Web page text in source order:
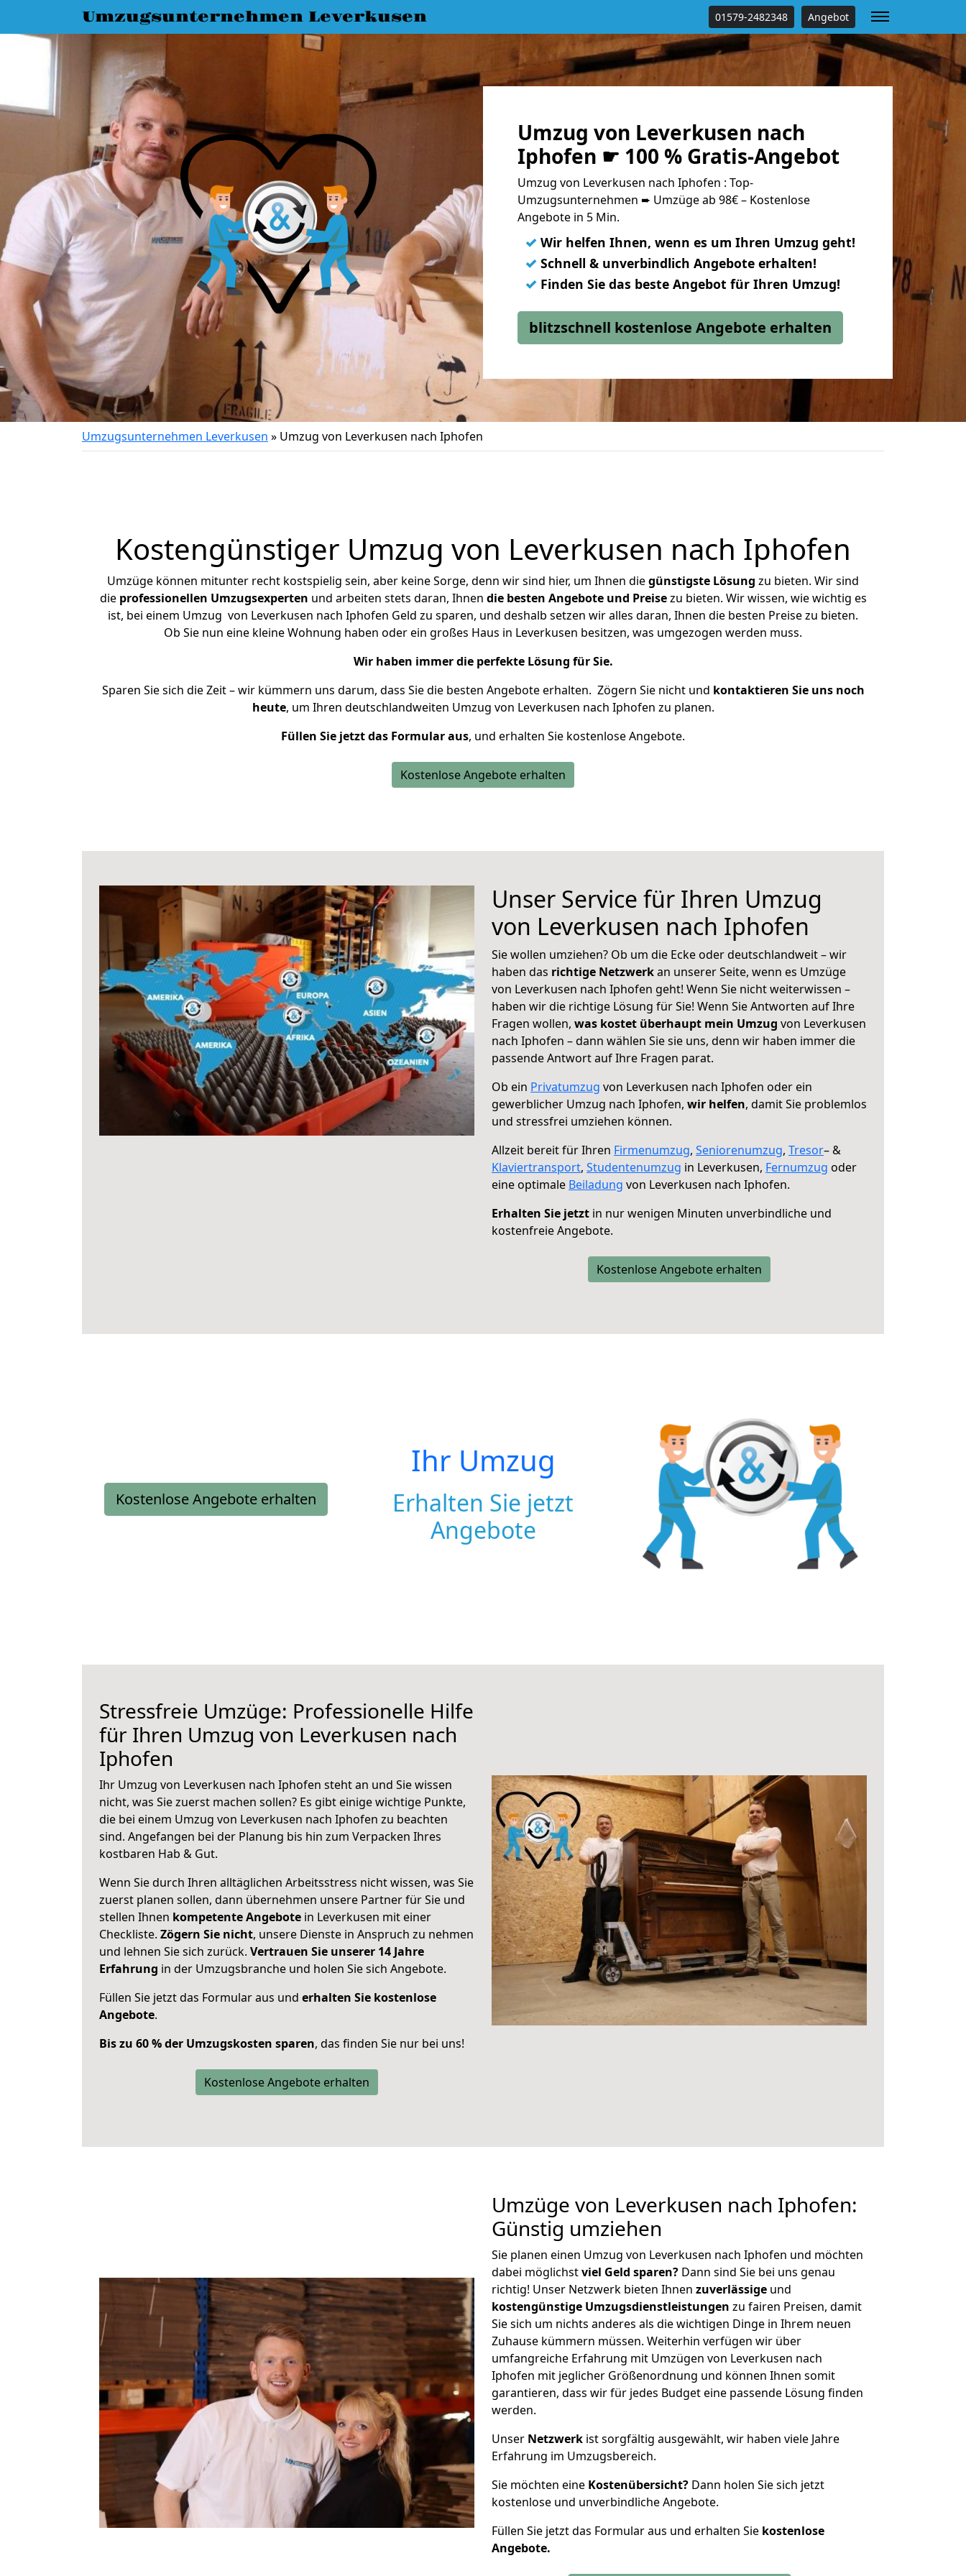
Umzugsunternehmen Leverkusen 01579-2482348 Angebot
Umzug von Leverkusen nach
Iphofen ☛ 100 % Gratis-Angebot
Umzug von Leverkusen nach Iphofen : Top-
Umzugsunternehmen ➨ Umzüge ab 98€ – Kostenlose
Angebote in 5 Min.
✓ Wir helfen Ihnen, wenn es um Ihren Umzug geht!
✓ Schnell & unverbindlich Angebote erhalten!
✓ Finden Sie das beste Angebot für Ihren Umzug!
blitzschnell kostenlose Angebote erhalten
Umzugsunternehmen Leverkusen » Umzug von Leverkusen nach Iphofen
Kostengünstiger Umzug von Leverkusen nach Iphofen
Umzüge können mitunter recht kostspielig sein, aber keine Sorge, denn wir sind hier, um Ihnen diegünstigste Lösung zu bieten. Wir sind
die professionellen Umzugsexperten und arbeiten stets daran, Ihnen die besten Angebote und Preisezu bieten. Wir wissen, wie wichtig es
ist, bei einem Umzug von Leverkusen nach Iphofen Geld zu sparen, und deshalb setzen wir alles daran, Ihnen die besten Preise zu bieten.
Ob Sie nun eine kleine Wohnung haben oder ein großes Haus in Leverkusen besitzen, was umgezogen werden muss.
Wir haben immer die perfekte Lösung für Sie.
Sparen Sie sich die Zeit – wir kümmern uns darum, dass Sie die besten Angebote erhalten. Zögern Sie nicht und kontaktieren Sie uns noch
heute, um Ihren deutschlandweiten Umzug von Leverkusen nach Iphofen zu planen.
Füllen Sie jetzt das Formular aus, und erhalten Sie kostenlose Angebote.
Kostenlose Angebote erhalten
Unser Service für Ihren Umzug
von Leverkusen nach Iphofen
Sie wollen umziehen? Ob um die Ecke oder deutschlandweit – wir
haben das richtige Netzwerkan unserer Seite, wenn es Umzüge
von Leverkusen nach Iphofen geht! Wenn Sie nicht weiterwissen –
haben wir die richtige Lösung für Sie! Wenn Sie Antworten auf Ihre
Fragen wollen, was kostet überhaupt mein Umzug von Leverkusen
nach Iphofen – dann wählen Sie sie uns, denn wir haben immer die
passende Antwort auf Ihre Fragen parat.
Ob ein Privatumzug von Leverkusen nach Iphofen oder ein
gewerblicher Umzug nach Iphofen, wir helfen, damit Sie problemlos
und stressfrei umziehen können.
Allzeit bereit für Ihren Firmenumzug, Seniorenumzug, Tresor– &
Klaviertransport, Studentenumzug in Leverkusen, Fernumzug oder
eine optimale Beiladung von Leverkusen nach Iphofen.
Erhalten Sie jetzt in nur wenigen Minuten unverbindliche und
kostenfreie Angebote.
Kostenlose Angebote erhalten
Kostenlose Angebote erhalten
Ihr Umzug
Erhalten Sie jetzt
Angebote
Stressfreie Umzüge: Professionelle Hilfe
für Ihren Umzug von Leverkusen nach
Iphofen
Ihr Umzug von Leverkusen nach Iphofen steht an und Sie wissen
nicht, was Sie zuerst machen sollen? Es gibt einige wichtige Punkte,
die bei einem Umzug von Leverkusen nach Iphofen zu beachten
sind. Angefangen bei der Planung bis hin zum Verpacken Ihres
kostbaren Hab & Gut.
Wenn Sie durch Ihren alltäglichen Arbeitsstress nicht wissen, was Sie
zuerst planen sollen, dann übernehmen unsere Partner für Sie und
stellen Ihnen kompetente Angebote in Leverkusen mit einer
Checkliste. Zögern Sie nicht, unsere Dienste in Anspruch zu nehmen
und lehnen Sie sich zurück. Vertrauen Sie unserer 14 Jahre
Erfahrung in der Umzugsbranche und holen Sie sich Angebote.
Füllen Sie jetzt das Formular aus und erhalten Sie kostenlose
Angebote.
Bis zu 60 % der Umzugskosten sparen, das finden Sie nur bei uns!
Kostenlose Angebote erhalten
Umzüge von Leverkusen nach Iphofen:
Günstig umziehen
Sie planen einen Umzug von Leverkusen nach Iphofen und möchten
dabei möglichstviel Geld sparen? Dann sind Sie bei uns genau
richtig! Unser Netzwerk bieten Ihnen zuverlässige und
kostengünstige Umzugsdienstleistungen zu fairen Preisen, damit
Sie sich um nichts anderes als die wichtigen Dinge in Ihrem neuen
Zuhause kümmern müssen. Weiterhin verfügen wir über
umfangreiche Erfahrung mit Umzügen von Leverkusen nach
Iphofen mit jeglicher Größenordnung und können Ihnen somit
garantieren, dass wir für jedes Budget eine passende Lösung finden
werden.
Unser Netzwerk ist sorgfältig ausgewählt, wir haben viele Jahre
Erfahrung im Umzugsbereich.
Sie möchten eine Kostenübersicht? Dann holen Sie sich jetzt
kostenlose und unverbindliche Angebote.
Füllen Sie jetzt das Formular aus und erhalten Sie kostenlose
Angebote.